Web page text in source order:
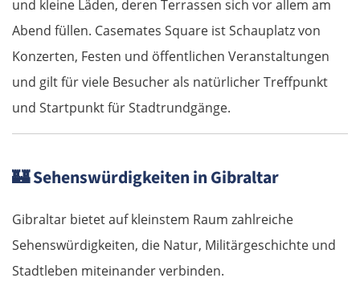
und kleine Läden, deren Terrassen sich vor allem am
Abend füllen. Casemates Square ist Schauplatz von
Konzerten, Festen und öffentlichen Veranstaltungen
und gilt für viele Besucher als natürlicher Treffpunkt
und Startpunkt für Stadtrundgänge.
🏰Sehenswürdigkeiten in Gibraltar
Gibraltar bietet auf kleinstem Raum zahlreiche
Sehenswürdigkeiten, die Natur, Militärgeschichte und
Stadtleben miteinander verbinden.